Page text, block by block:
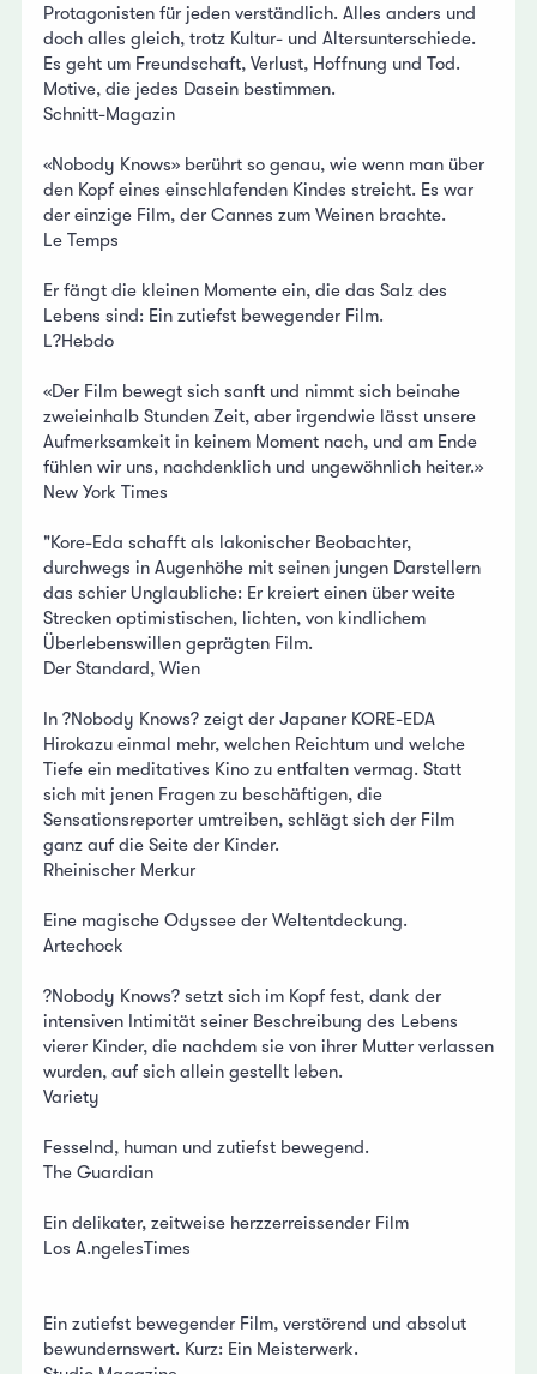
Protagonisten für jeden verständlich. Alles anders und
doch alles gleich, trotz Kultur- und Altersunterschiede.
Es geht um Freundschaft, Verlust, Hoffnung und Tod.
Motive, die jedes Dasein bestimmen.
Schnitt-Magazin
«Nobody Knows» berührt so genau, wie wenn man über
den Kopf eines einschlafenden Kindes streicht. Es war
der einzige Film, der Cannes zum Weinen brachte.
Le Temps
Er fängt die kleinen Momente ein, die das Salz des
Lebens sind: Ein zutiefst bewegender Film.
L?Hebdo
«Der Film bewegt sich sanft und nimmt sich beinahe
zweieinhalb Stunden Zeit, aber irgendwie lässt unsere
Aufmerksamkeit in keinem Moment nach, und am Ende
fühlen wir uns, nachdenklich und ungewöhnlich heiter.»
New York Times
"Kore-Eda schafft als lakonischer Beobachter,
durchwegs in Augenhöhe mit seinen jungen Darstellern
das schier Unglaubliche: Er kreiert einen über weite
Strecken optimistischen, lichten, von kindlichem
Überlebenswillen geprägten Film.
Der Standard, Wien
In ?Nobody Knows? zeigt der Japaner KORE-EDA
Hirokazu einmal mehr, welchen Reichtum und welche
Tiefe ein meditatives Kino zu entfalten vermag. Statt
sich mit jenen Fragen zu beschäftigen, die
Sensationsreporter umtreiben, schlägt sich der Film
ganz auf die Seite der Kinder.
Rheinischer Merkur
Eine magische Odyssee der Weltentdeckung.
Artechock
?Nobody Knows? setzt sich im Kopf fest, dank der
intensiven Intimität seiner Beschreibung des Lebens
vierer Kinder, die nachdem sie von ihrer Mutter verlassen
wurden, auf sich allein gestellt leben.
Variety
Fesselnd, human und zutiefst bewegend.
The Guardian
Ein delikater, zeitweise herzzerreissender Film
Los A.ngelesTimes
Ein zutiefst bewegender Film, verstörend und absolut
bewundernswert. Kurz: Ein Meisterwerk.